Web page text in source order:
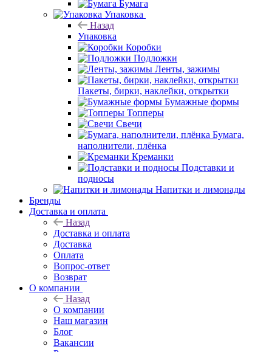
Бумага
Упаковка
Назад
Упаковка
Коробки
Подложки
Ленты, зажимы
Пакеты, бирки, наклейки, открытки
Бумажные формы
Топперы
Свечи
Бумага,
наполнители, плёнка
Креманки
Подставки и
подносы
Напитки и лимонады
Бренды
Доставка и оплата
Назад
Доставка и оплата
Доставка
Оплата
Вопрос-ответ
Возврат
О компании
Назад
О компании
Наш магазин
Блог
Вакансии